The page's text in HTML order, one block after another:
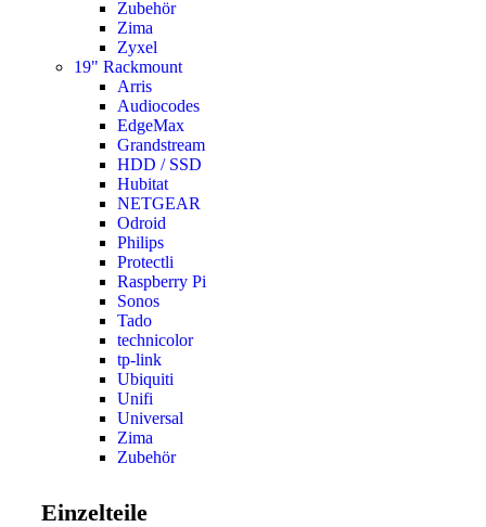
Zubehör
Zima
Zyxel
19" Rackmount
Arris
Audiocodes
EdgeMax
Grandstream
HDD / SSD
Hubitat
NETGEAR
Odroid
Philips
Protectli
Raspberry Pi
Sonos
Tado
technicolor
tp-link
Ubiquiti
Unifi
Universal
Zima
Zubehör
Einzelteile